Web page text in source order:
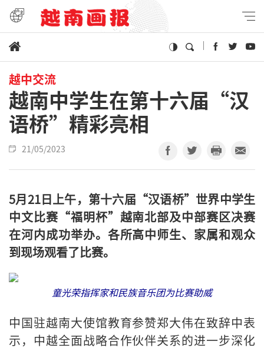
越中交流
越南中学生在第十六届“汉
语桥”精彩亮相
21/05/2023
5月21日上午，第十六届“汉语桥”世界中学生
中文比赛“福明杯”越南北部及中部赛区决赛
在河内成功举办。各所高中师生、家属和观众
到现场观看了比赛。
童光荣指挥家和民族音乐团为比赛助威
中国驻越南大使馆教育参赞郑大伟在致辞中表
示， 中越全面战略合作伙伴关系的进一步深化